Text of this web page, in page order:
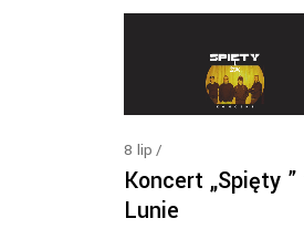
8 lip
Koncert „Spięty
Lunie